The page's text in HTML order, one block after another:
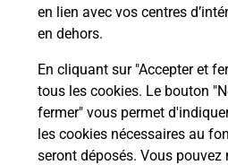
en lien avec vos centres
en dehors.
En cliquant sur "Accepter et
tous les cookies. Le bouton
fermer" vous permet
les cookies nécessaires au
seront déposés. Vous
En Savoir Plus sur
Laumes